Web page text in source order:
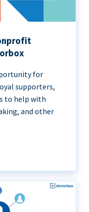
for
supporters,
to help with
and other